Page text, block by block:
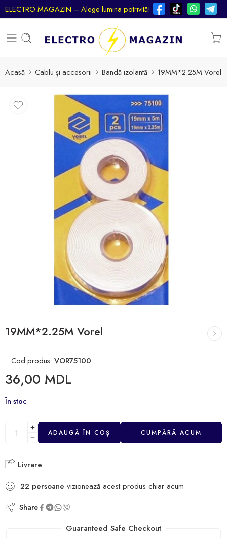
ELECTRO MAGAZIN – Alege lumina potrivită!
Acasă Cablu și accesorii Bandă izolantă 19MM*2.25M Vorel
19MM*2.25M Vorel
Cod produs: VOR75100
36,00 MDL
În stoc
ADAUGĂ ÎN COȘ CUMPĂRĂ ACUM
Livrare
22 persoane vizionează acest produs chiar acum
Share
Guaranteed Safe Checkout